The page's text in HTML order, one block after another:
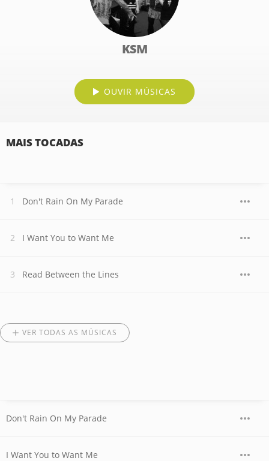
KSM
OUVIR MÚSICAS
MAIS TOCADAS
Don't Rain On My Parade
I Want You to Want Me
Read Between the Lines
VER TODAS AS MÚSICAS
Don't Rain On My Parade
I Want You to Want Me